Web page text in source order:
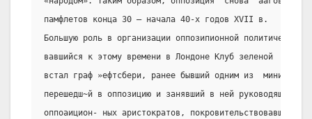
памфлетов конца 30 – начала 40-х годов XVII в.
Большую роль в организации оппозипионной политической
вавшийся к этому времени в Лондоне Клуб зеленой
встал граф »ефтсбери, ранее бывший одним из
перешедш~й в оппозицию и занявший в ней руководящее
оппоаицион- ных аристократов, покровительствовавших